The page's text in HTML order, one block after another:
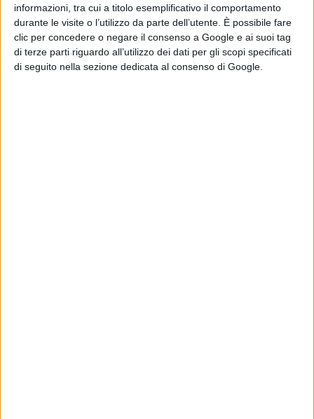
informazioni, tra cui a titolo esemplificativo il comportamento
durante le visite o l’utilizzo da parte dell’utente. È possibile fare
clic per concedere o negare il consenso a Google e ai suoi tag
di terze parti riguardo all’utilizzo dei dati per gli scopi specificati
di seguito nella sezione dedicata al consenso di Google.
Bros. fa chiarezza
sul sequel con
Timothée
Chalamet
di Emanuela Giuliani